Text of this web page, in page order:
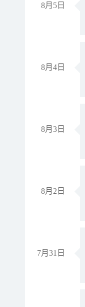
8月5日
8月4日
8月3日
8月2日
7月31日